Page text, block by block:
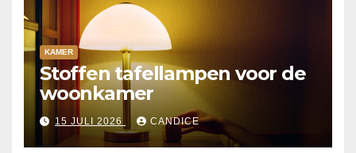
KAMER
Stoffen tafellampen voor de
woonkamer
15 JULI 2026 CANDICE